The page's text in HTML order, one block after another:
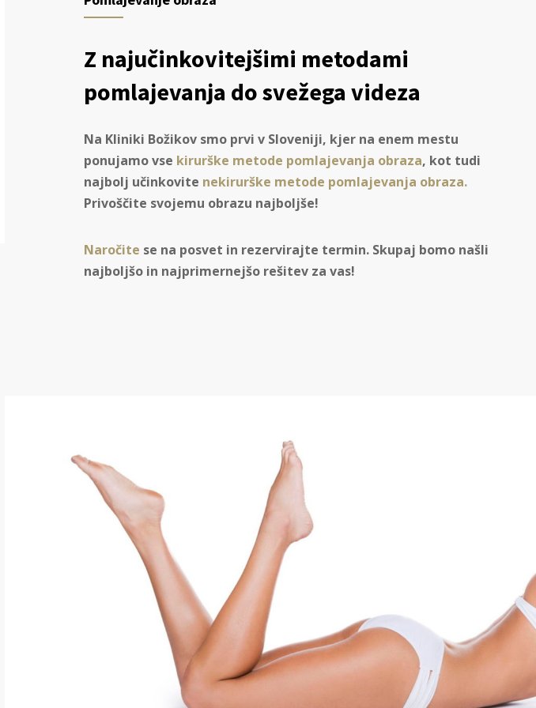
Z najučinkovitejšimi metodami
pomlajevanja do svežega videza
Na Kliniki Božikov smo prvi v Sloveniji, kjer na enem mestu
ponujamo vse kirurške metode pomlajevanja obraza, kot tudi
najbolj učinkovite nekirurške metode pomlajevanja obraza.
Privoščite svojemu obrazu najboljše!
Naročite se na posvet in rezervirajte termin. Skupaj bomo našli
najboljšo in najprimernejšo rešitev za vas!